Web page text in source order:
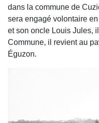
dans la commune de
sera engagé volontaire
et son oncle Louis Jules,
Commune, il revient au
Éguzon.